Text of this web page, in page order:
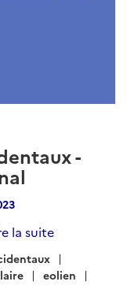
-
la suite
eolien